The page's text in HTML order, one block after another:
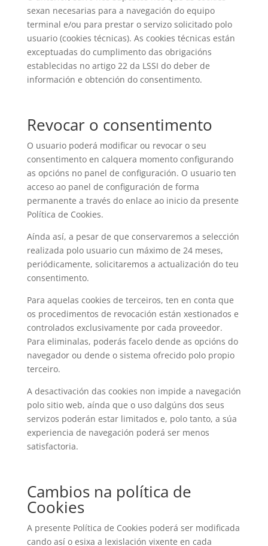
sexan necesarias para a navegación do equipo
terminal e/ou para prestar o servizo solicitado polo
usuario (cookies técnicas). As cookies técnicas están
exceptuadas do cumplimento das obrigacións
establecidas no artigo 22 da LSSI do deber de
información e obtención do consentimento.
Revocar o consentimento
O usuario poderá modificar ou revocar o seu
consentimento en calquera momento configurando
as opcións no panel de configuración. O usuario ten
acceso ao panel de configuración de forma
permanente a través do enlace ao inicio da presente
Política de Cookies.
Aínda así, a pesar de que conservaremos a selección
realizada polo usuario cun máximo de 24 meses,
periódicamente, solicitaremos a actualización do teu
consentimento.
Para aquelas cookies de terceiros, ten en conta que
os procedimentos de revocación están xestionados e
controlados exclusivamente por cada proveedor.
Para eliminalas, poderás facelo dende as opcións do
navegador ou dende o sistema ofrecido polo propio
terceiro.
A desactivación das cookies non impide a navegación
polo sitio web, aínda que o uso dalgúns dos seus
servizos poderán estar limitados e, polo tanto, a súa
experiencia de navegación poderá ser menos
satisfactoria.
Cambios na política de
Cookies
A presente Política de Cookies poderá ser modificada
cando así o esixa a lexislación vixente en cada